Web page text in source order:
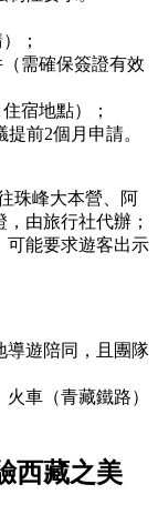
；
需確保簽證有效
宿地點）；
前2個月申請。
珠峰大本營、阿
由旅行社代辦；
可能要求遊客出示
導遊陪同，且團隊
車（青藏鐵路）
西藏之美